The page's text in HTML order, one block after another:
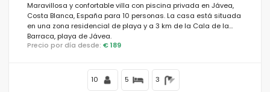
Maravillosa y confortable villa con piscina privada en Jávea,
Costa Blanca, España para 10 personas. La casa está situada
en una zona residencial de playa y a 3 km de la Cala de la
Barraca, playa de Jávea.
Precio por día desde: € 189
10 5 3